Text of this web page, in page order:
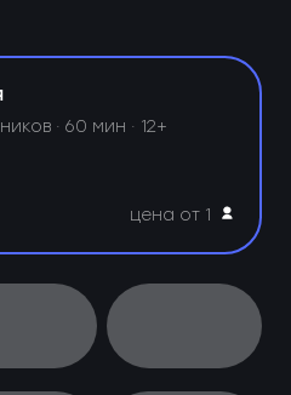
· 60 мин · 12+
цена от 1